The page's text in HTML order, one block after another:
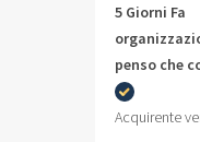
5 Giorni Fa
penso che
Acquirente